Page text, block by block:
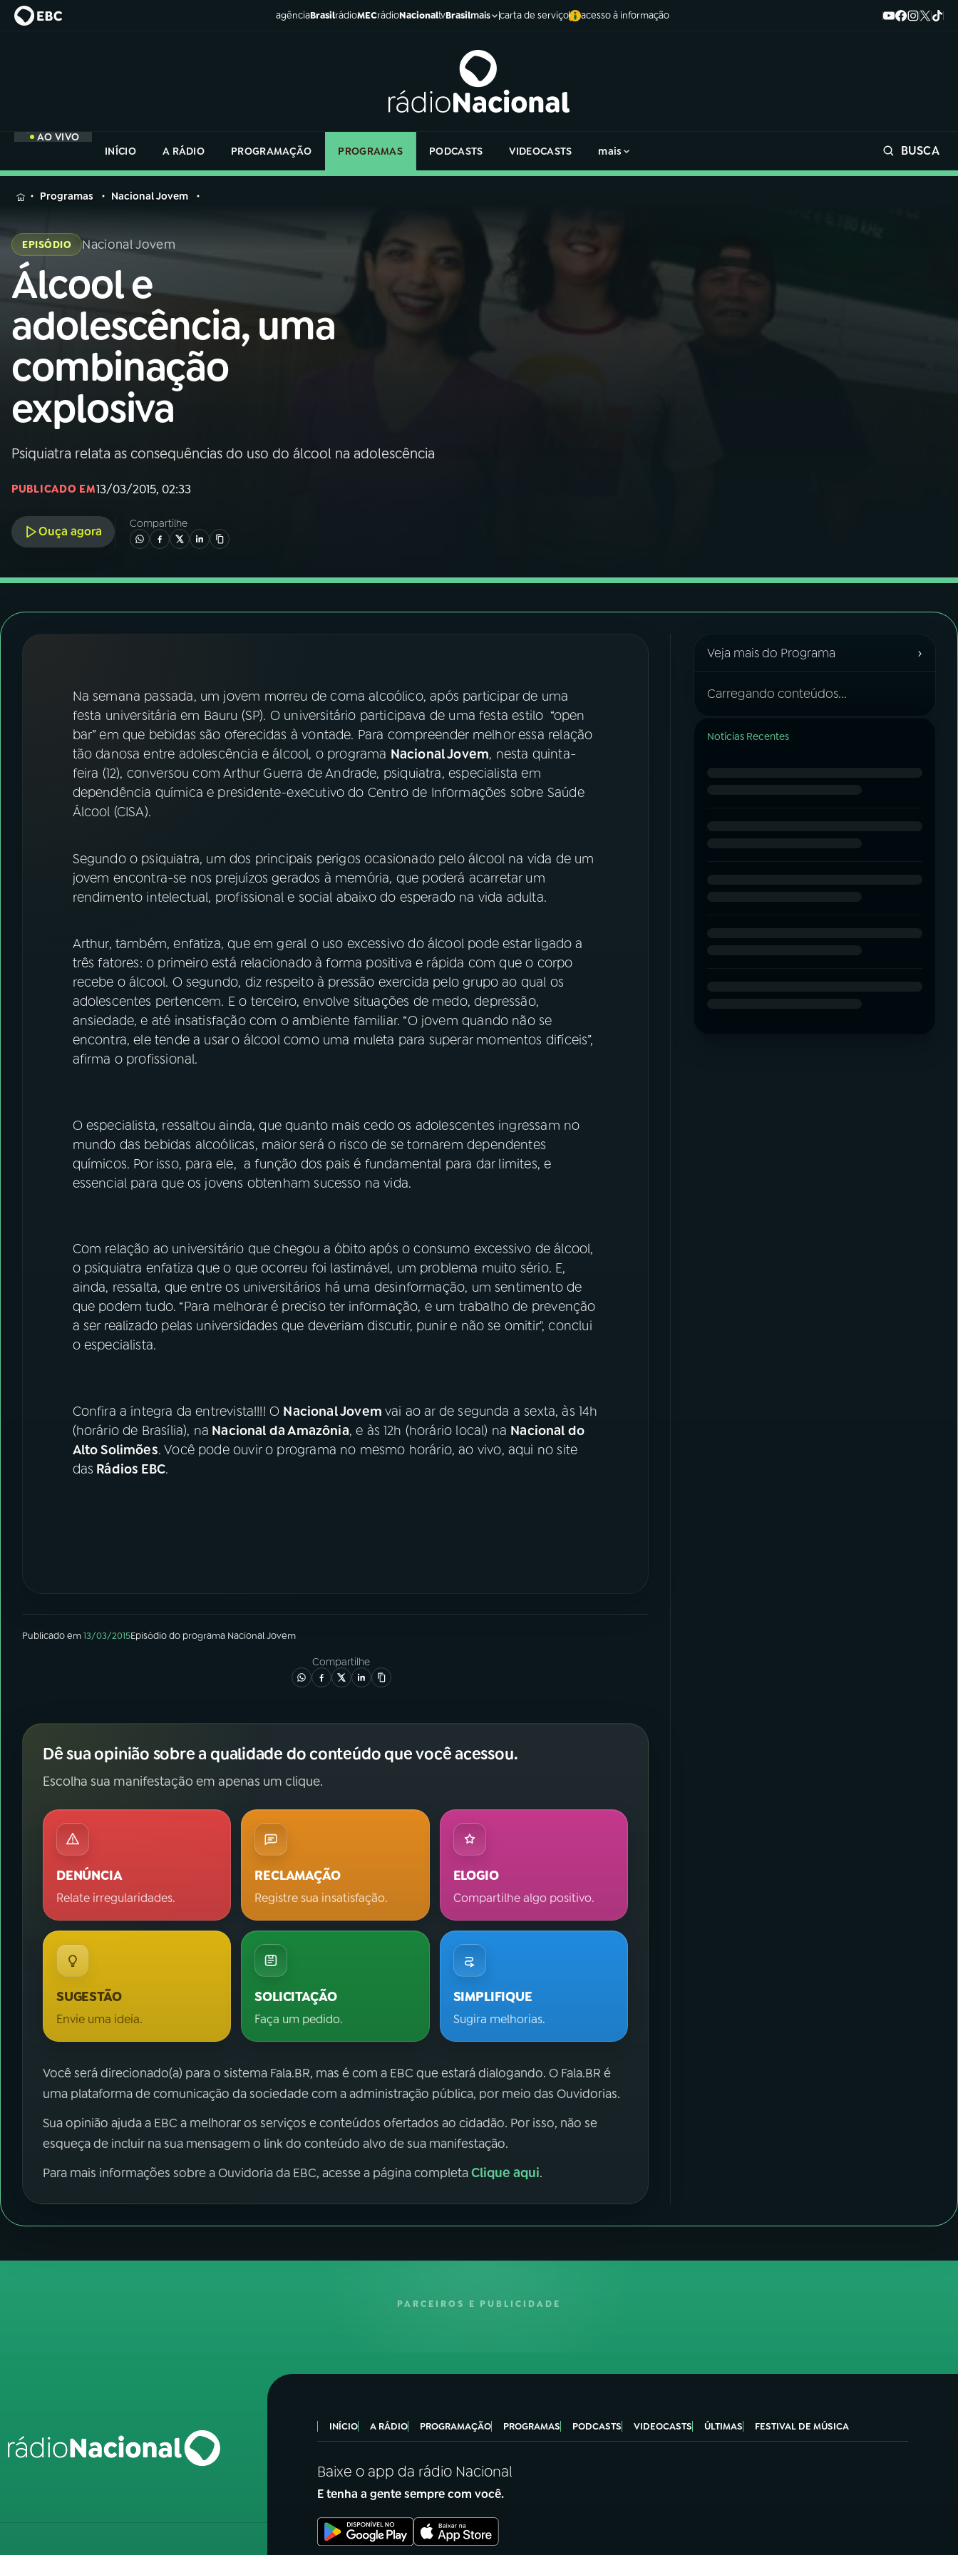
agênciaBrasilrádioMECrádioNacionaltvBrasilmais carta de serviço acesso à informação
AO VIVO
INÍCIO
A RÁDIO PROGRAMAÇÃO PROGRAMAS PODCASTS VIDEOCASTS mais BUSCA
MENU
Buscar
na
Rádio
Nacional
AO VIVO
01 INÍCIO
02 A RÁDIO
03PROGRAMAÇÃO
05PODCASTS
FESTIVAL DE MÚSICA
ACOMPANHE A RÁDIO NACIONAL
Instagram X
na
Rádio
Nacional
Programas Nacional Jovem
EPISÓDIO Nacional Jovem
Álcool e
adolescência, uma
combinação
explosiva
Psiquiatra relata as consequências do uso do álcool na adolescência
PUBLICADO EM13/03/2015, 02:33
Ouça agora
Compartilhe
Na semana passada, um jovem morreu de coma alcoólico, após participar de uma
festa universitária em Bauru (SP). O universitário participava de uma festa estilo “open
bar” em que bebidas são oferecidas à vontade. Para compreender melhor essa relação
tão danosa entre adolescência e álcool, o programa Nacional Jovem, nesta quinta-
feira (12), conversou com Arthur Guerra de Andrade, psiquiatra, especialista em
dependência química e presidente-executivo do Centro de Informações sobre Saúde
Álcool (CISA).
Segundo o psiquiatra, um dos principais perigos ocasionado pelo álcool na vida de um
jovem encontra-se nos prejuízos gerados à memória, que poderá acarretar um
rendimento intelectual, profissional e social abaixo do esperado na vida adulta.
Arthur, também, enfatiza, que em geral o uso excessivo do álcool pode estar ligado a
três fatores: o primeiro está relacionado à forma positiva e rápida com que o corpo
recebe o álcool. O segundo, diz respeito à pressão exercida pelo grupo ao qual os
adolescentes pertencem. E o terceiro, envolve situações de medo, depressão,
ansiedade, e até insatisfação com o ambiente familiar. “O jovem quando não se
encontra, ele tende a usar o álcool como uma muleta para superar momentos difíceis”,
afirma o profissional.
O especialista, ressaltou ainda, que quanto mais cedo os adolescentes ingressam no
mundo das bebidas alcoólicas, maior será o risco de se tornarem dependentes
químicos. Por isso, para ele, a função dos pais é fundamental para dar limites, e
essencial para que os jovens obtenham sucesso na vida.
Com relação ao universitário que chegou a óbito após o consumo excessivo de álcool,
o psiquiatra enfatiza que o que ocorreu foi lastimável, um problema muito sério. E,
ainda, ressalta, que entre os universitários há uma desinformação, um sentimento de
que podem tudo. “Para melhorar é preciso ter informação, e um trabalho de prevenção
a ser realizado pelas universidades que deveriam discutir, punir e não se omitir", conclui
o especialista.
Confira a íntegra da entrevista!!!! O Nacional Jovemvai ao ar de segunda a sexta, às 14h
(horário de Brasília), na Nacional da Amazônia, e às 12h (horário local) na Nacional do
Alto Solimões. Você pode ouvir o programa no mesmo horário, ao vivo, aqui no site
das Rádios EBC.
Publicado em13/03/2015Episódiodo programa Nacional Jovem
Compartilhe
Dê sua opinião sobre a qualidade do conteúdo que você acessou.
Escolha sua manifestação em apenas um clique.
DENÚNCIA
Relate irregularidades.
RECLAMAÇÃO
Registre sua insatisfação.
ELOGIO
Compartilhe algo positivo.
SUGESTÃO
Envie uma ideia.
SOLICITAÇÃO
Faça um pedido.
SIMPLIFIQUE
Sugira melhorias.
Você será direcionado(a) para o sistema Fala.BR, mas é com a EBC que estará dialogando. O Fala.BR é
uma plataforma de comunicação da sociedade com a administração pública, por meio das Ouvidorias.
Sua opinião ajuda a EBC a melhorar os serviços e conteúdos ofertados ao cidadão. Por isso, não se
esqueça de incluir na sua mensagem o link do conteúdo alvo de sua manifestação.
Para mais informações sobre a Ouvidoria da EBC, acesse a página completaClique aqui.
Veja mais do Programa ›
Carregando conteúdos...
Notícias Recentes
PARCEIROS E PUBLICIDADE
INÍCIO A RÁDIO PROGRAMAÇÃO PROGRAMAS PODCASTS VIDEOCASTS ÚLTIMAS FESTIVAL DE MÚSICA
Baixe o app da rádio Nacional
E tenha a gente sempre com você.